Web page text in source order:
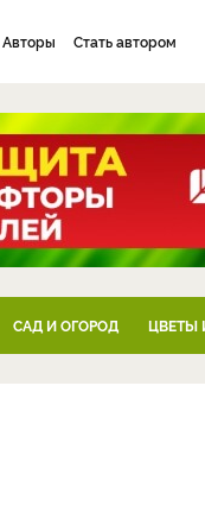
Авторы Стать автором
САД И ОГОРОД ЦВЕТЫ